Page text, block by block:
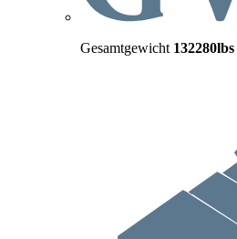
Gesamtgewicht 132280lbs